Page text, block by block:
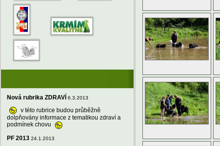
Nová rubrika ZDRAVÍ 6.3.2013
v této rubrice budou průběžně
dolpňovány informace z tematikou zdraví a
podmínek chovu
PF 2013 24.1.2013